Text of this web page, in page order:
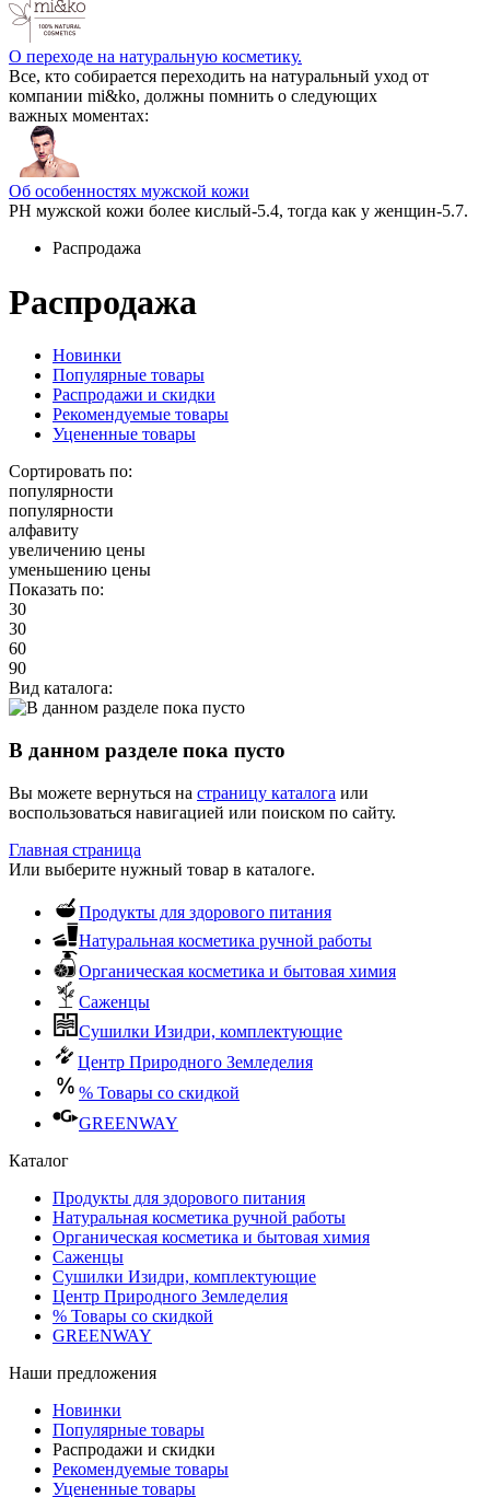
О переходе на натуральную косметику.
Все, кто собирается переходить на натуральный уход от
компании mi&ko, должны помнить о следующих
важных моментах:
Об особенностях мужской кожи
РН мужской кожи более кислый-5.4, тогда как у женщин-5.7.
Распродажа
Распродажа
Новинки
Популярные товары
Распродажи и скидки
Рекомендуемые товары
Уцененные товары
Сортировать по:
популярности
популярности
алфавиту
увеличению цены
уменьшению цены
Показать по:
30
30
60
90
Вид каталога:
В данном разделе пока пусто
Вы можете вернуться на страницу каталога или
воспользоваться навигацией или поиском по сайту.
Главная страница
Или выберите нужный товар в каталоге.
Продукты для здорового питания
Натуральная косметика ручной работы
Органическая косметика и бытовая химия
Саженцы
Сушилки Изидри, комплектующие
Центр Природного Земледелия
% Товары со скидкой
GREENWAY
Каталог
Продукты для здорового питания
Натуральная косметика ручной работы
Органическая косметика и бытовая химия
Саженцы
Сушилки Изидри, комплектующие
Центр Природного Земледелия
% Товары со скидкой
GREENWAY
Наши предложения
Новинки
Популярные товары
Распродажи и скидки
Рекомендуемые товары
Уцененные товары